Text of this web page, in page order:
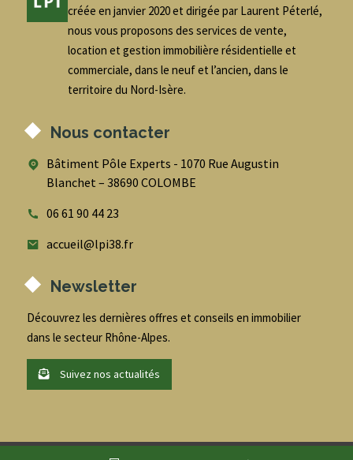
créée en janvier 2020 et dirigée par Laurent Péterlé,
nous vous proposons des services de vente,
location et gestion immobilière résidentielle et
commerciale, dans le neuf et l’ancien, dans le
territoire du Nord-Isère.
Nous contacter
Bâtiment Pôle Experts - 1070 Rue Augustin
Blanchet – 38690 COLOMBE
06 61 90 44 23
accueil@lpi38.fr
Newsletter
Découvrez les dernières offres et conseils en immobilier
dans le secteur Rhône-Alpes.
Suivez nos actualités